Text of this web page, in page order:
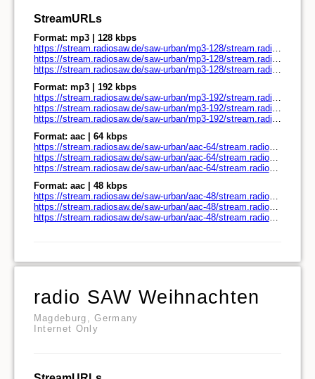
StreamURLs
Format: mp3 | 128 kbps
https://stream.radiosaw.de/saw-urban/mp3-128/stream.radiosaw.de/
https://stream.radiosaw.de/saw-urban/mp3-128/stream.radiosaw.de/play.pls
https://stream.radiosaw.de/saw-urban/mp3-128/stream.radiosaw.de/play.m3u
Format: mp3 | 192 kbps
https://stream.radiosaw.de/saw-urban/mp3-192/stream.radiosaw.de/
https://stream.radiosaw.de/saw-urban/mp3-192/stream.radiosaw.de/play.pls
https://stream.radiosaw.de/saw-urban/mp3-192/stream.radiosaw.de/play.m3u
Format: aac | 64 kbps
https://stream.radiosaw.de/saw-urban/aac-64/stream.radiosaw.de/
https://stream.radiosaw.de/saw-urban/aac-64/stream.radiosaw.de/play.pls
https://stream.radiosaw.de/saw-urban/aac-64/stream.radiosaw.de/play.m3u
Format: aac | 48 kbps
https://stream.radiosaw.de/saw-urban/aac-48/stream.radiosaw.de/
https://stream.radiosaw.de/saw-urban/aac-48/stream.radiosaw.de/play.pls
https://stream.radiosaw.de/saw-urban/aac-48/stream.radiosaw.de/play.m3u
radio SAW Weihnachten
Magdeburg, Germany
Internet Only